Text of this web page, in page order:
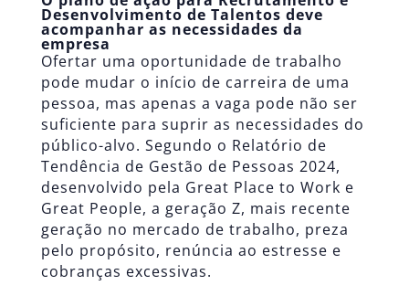
Desenvolvimento de Talentos deve
acompanhar as necessidades da
empresa
Ofertar uma oportunidade de trabalho
pode mudar o início de carreira de uma
pessoa, mas apenas a vaga pode não ser
suficiente para suprir as necessidades do
público-alvo. Segundo o Relatório de
Tendência de Gestão de Pessoas 2024,
desenvolvido pela Great Place to Work e
Great People, a geração Z, mais recente
geração no mercado de trabalho, preza
pelo propósito, renúncia ao estresse e
cobranças excessivas.